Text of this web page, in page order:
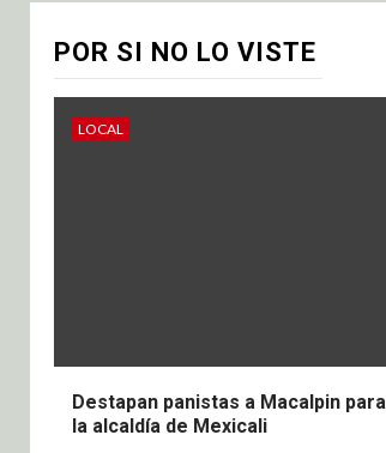
POR SI NO LO VISTE
LOCAL
Destapan panistas a Macalpin para
la alcaldía de Mexicali